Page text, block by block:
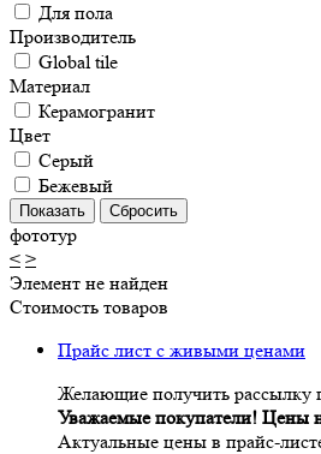
Для пола
Производитель
Global tile
Материал
Керамогранит
Цвет
Серый
Бежевый
фототур
< >
Элемент не найден
Стоимость товаров
Прайс лист с живыми ценами
Желающие получить рассылку
Уважаемые покупатели! Цены
Актуальные цены в прайс-